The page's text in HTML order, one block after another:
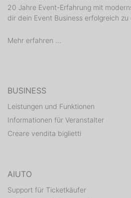
20 Jahre Event-Erfahrung mit
dir dein Event Business erfolgreich zu
Mehr erfahren ...
BUSINESS
Leistungen und Funktionen
Informationen für Veranstalter
Creare vendita biglietti
AIUTO
Support für Ticketkäufer